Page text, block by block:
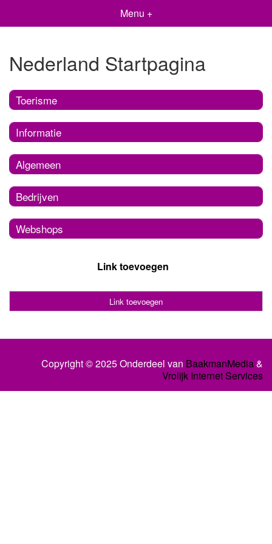
Menu +
Nederland Startpagina
Toerisme
Informatie
Algemeen
Bedrijven
Webshops
Link toevoegen
Link toevoegen
Copyright © 2025 Onderdeel van BaakmanMedia&
Vrolijk Internet Services